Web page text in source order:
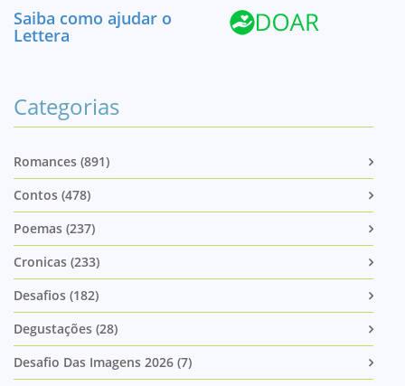
Saiba como ajudar o
Lettera
Categorias
Romances (891)
Contos (478)
Poemas (237)
Cronicas (233)
Desafios (182)
Degustações (28)
Desafio Das Imagens 2026 (7)